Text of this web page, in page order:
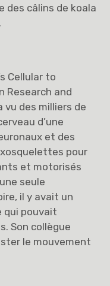
des câlins de koala
Cellular to
Research and
vu des milliers de
d’une
et des
pour
et motorisés
seule
il y avait un
qui pouvait
Son collègue
le mouvement